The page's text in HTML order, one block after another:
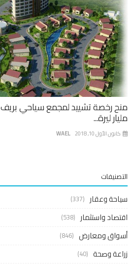
ليرة...
WAEL الأول 10, 2018
وعقار (337)
واستثمار (538)
ومعارض (846)
وصحة (40)